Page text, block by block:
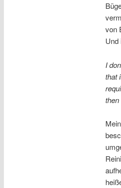
von
Und
I
that
then